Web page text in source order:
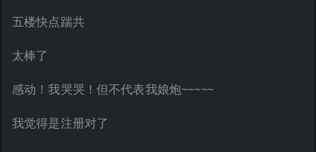
五楼快点踹共
太棒了
感动！我哭哭！但不代表我娘炮~~~~~
我觉得是注册对了